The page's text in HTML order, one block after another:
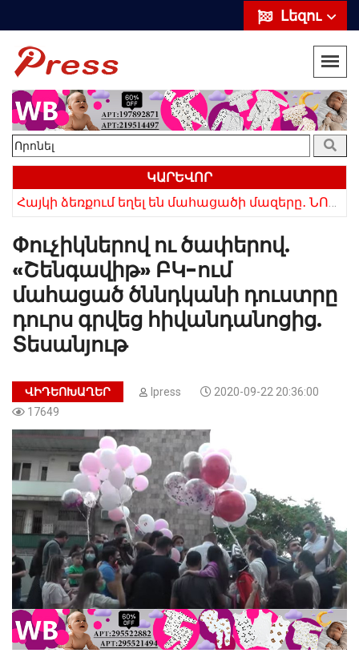
Լեզու
ԿԱՐԵՎՈՐ
Փուչիկներով ու ծափերով.
«Շենգավիթ» ԲԿ-ում
մահացած ծննդկանի դուստրը
դուրս գրվեց հիվանդանոցից.
Տեսանյութ
ՎԻԴԵՈԽԱՂԵՐ Ipress
2020-09-22 20:36:00
17649